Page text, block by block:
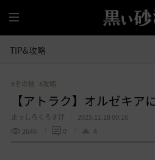
全
体
TIP&攻略
#その他 #攻略
【アトラク】オルゼキア
まっしろくろすけ
2025.11.18 00:16
2646
0 4